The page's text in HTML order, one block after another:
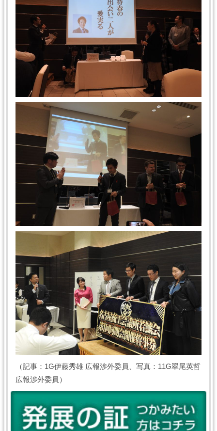
（記事：1G伊藤秀雄 広報渉外委員、写真：11G翠尾英哲
広報渉外委員）